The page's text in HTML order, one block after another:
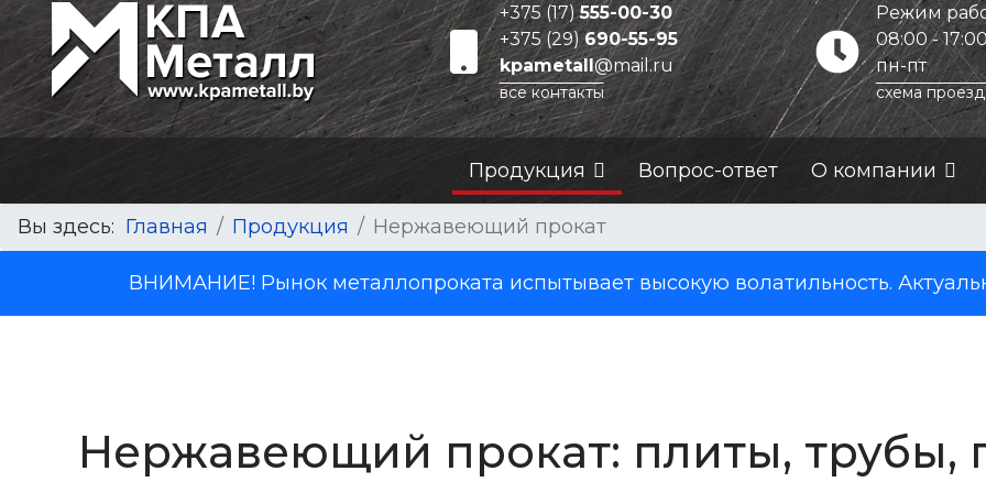
+375 (17)555-00-30
+375 (29)690-55-95
kpametall@mail.ru
все контакты
Режим
08:00 - 17:00
пн-пт
схема
Продукция Вопрос-ответ О компании
Вы здесь: Главная Продукция Нержавеющий прокат
ВНИМАНИЕ! Рынок металлопроката испытывает высокую волатильность.
Нержавеющий прокат: плиты, трубы,